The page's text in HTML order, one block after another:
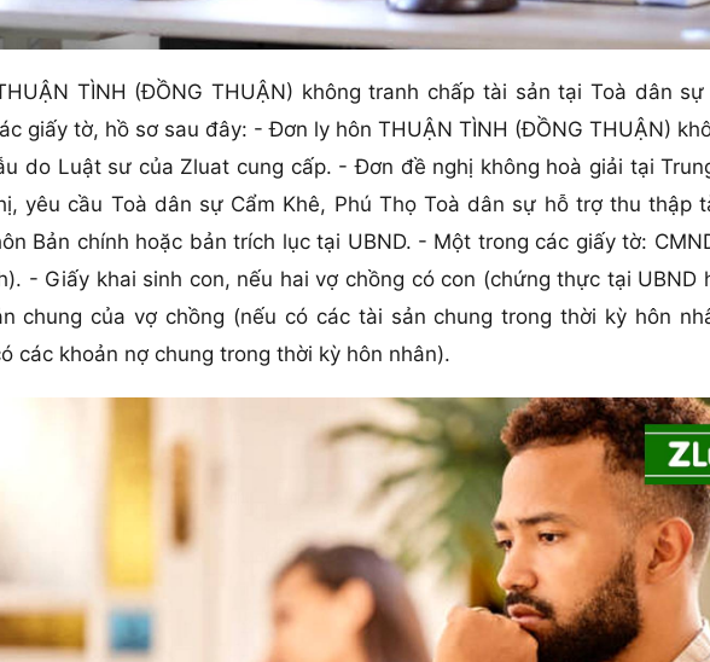
TÌNH (ĐỒNG THUẬN) không tranh chấp tài sản tại Toà dân sự
giấy tờ, hồ sơ sau đây: - Đơn ly hôn THUẬN TÌNH (ĐỒNG THUẬN)
do Luật sư của Zluat cung cấp. - Đơn đề nghị không hoà giải tại
yêu cầu Toà dân sự Cẩm Khê, Phú Thọ Toà dân sự hỗ trợ thu thập
Bản chính hoặc bản trích lục tại UBND. - Một trong các giấy tờ:
- Giấy khai sinh con, nếu hai vợ chồng có con (chứng thực tại UBND
chung của vợ chồng (nếu có các tài sản chung trong thời kỳ hôn
các khoản nợ chung trong thời kỳ hôn nhân).